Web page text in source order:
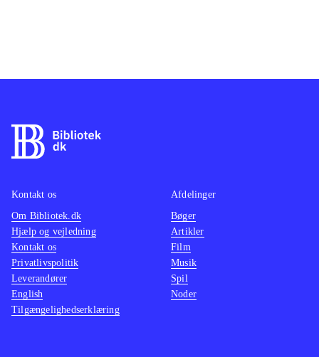
Kontakt os
Om Bibliotek.dk
Hjælp og vejledning
Kontakt os
Privatlivspolitik
Leverandører
English
Tilgængelighedserklæring
Afdelinger
Bøger
Artikler
Film
Musik
Spil
Noder